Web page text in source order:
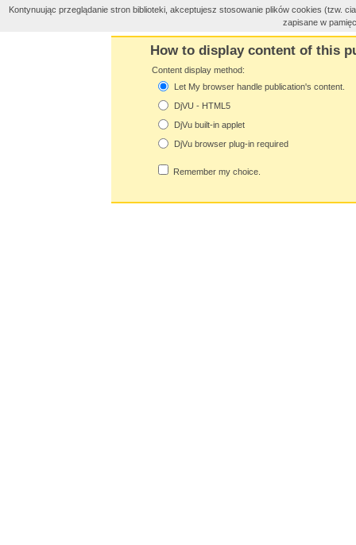
How to display content of this
Content display method:
Let My browser handle publication's content.
DjVU - HTML5
DjVu built-in applet
DjVu browser plug-in required
Remember my choice.
Kontynuując przeglądanie stron biblioteki, akceptujesz stosowanie plików cookies
zapisane w